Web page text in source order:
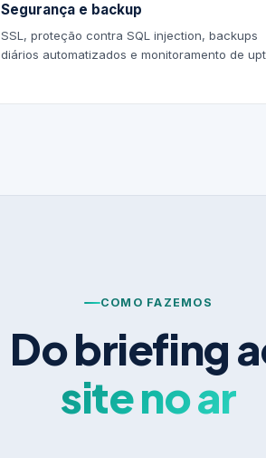
Segurança e backup
SSL, proteção contra SQL injection, backups
diários automatizados e monitoramento de
COMO FAZEMOS
Do briefing
site no ar